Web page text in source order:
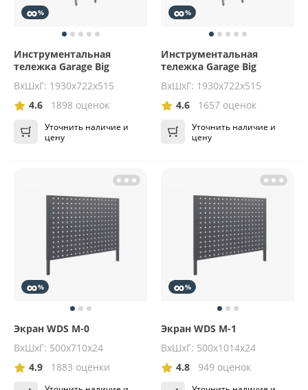
∞%
Инструментальная
тележка Garage Big
ВхШхГ: 1930х722х515
4.6
1898 оценок
Уточнить наличие и
цену
∞%
Инструментальная
тележка Garage Big
ВхШхГ: 1930х722х515
4.6
1657 оценок
Уточнить наличие и
цену
∞%
Экран WDS M-0
ВхШхГ: 500x710x24
4.9
1883 оценки
∞%
Экран WDS M-1
ВхШхГ: 500x1014x24
4.8
949 оценок